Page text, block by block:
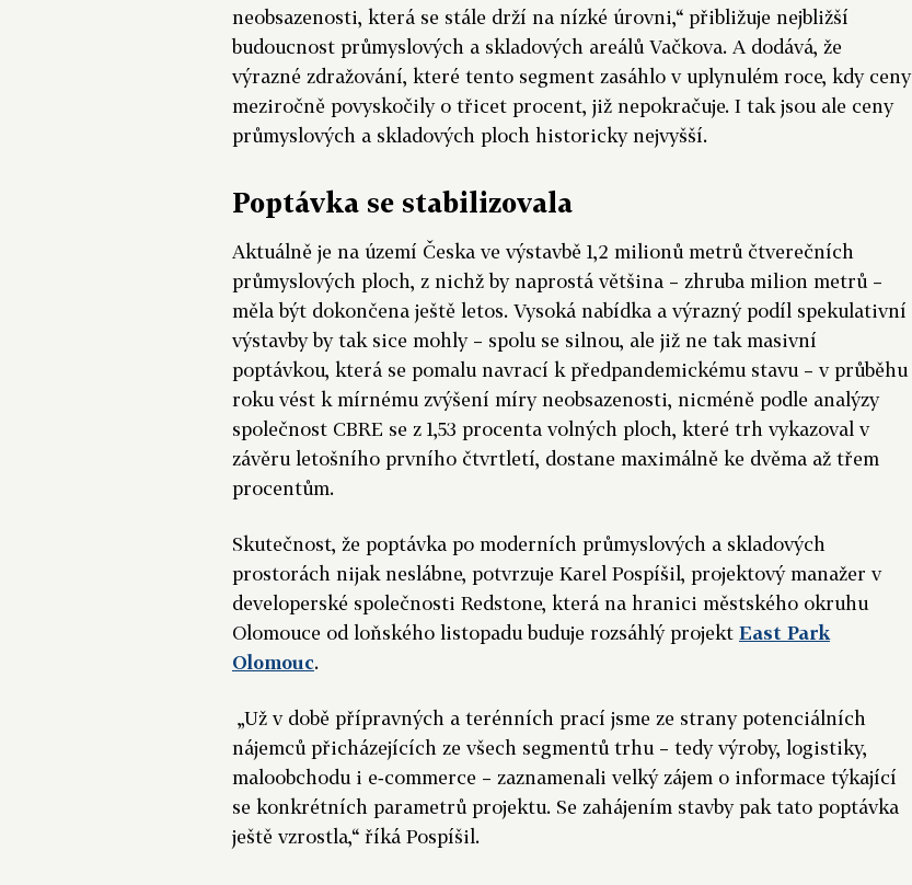
neobsazenosti, která se stále drží na nízké úrovni,“ přibližuje nejbližší
budoucnost průmyslových a skladových areálů Vačkova. A dodává, že
výrazné zdražování, které tento segment zasáhlo v uplynulém roce, kdy ceny
meziročně povyskočily o třicet procent, již nepokračuje. I tak jsou ale ceny
průmyslových a skladových ploch historicky nejvyšší.
Poptávka se stabilizovala
Aktuálně je na území Česka ve výstavbě 1,2 milionů metrů čtverečních
průmyslových ploch, z nichž by naprostá většina – zhruba milion metrů –
měla být dokončena ještě letos. Vysoká nabídka a výrazný podíl spekulativní
výstavby by tak sice mohly – spolu se silnou, ale již ne tak masivní
poptávkou, která se pomalu navrací k předpandemickému stavu – v průběhu
roku vést k mírnému zvýšení míry neobsazenosti, nicméně podle analýzy
společnost CBRE se z 1,53 procenta volných ploch, které trh vykazoval v
závěru letošního prvního čtvrtletí, dostane maximálně ke dvěma až třem
procentům.
Skutečnost, že poptávka po moderních průmyslových a skladových
prostorách nijak neslábne, potvrzuje Karel Pospíšil, projektový manažer v
developerské společnosti Redstone, která na hranici městského okruhu
Olomouce od loňského listopadu buduje rozsáhlý projekt East Park
Olomouc.
„Už v době přípravných a terénních prací jsme ze strany potenciálních
nájemců přicházejících ze všech segmentů trhu – tedy výroby, logistiky,
maloobchodu i e‑commerce – zaznamenali velký zájem o informace týkající
se konkrétních parametrů projektu. Se zahájením stavby pak tato poptávka
ještě vzrostla,“ říká Pospíšil.